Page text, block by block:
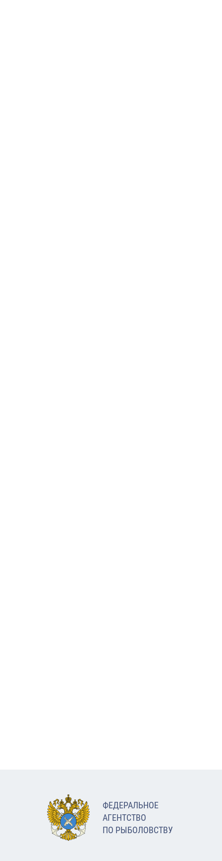
ФЕДЕРАЛЬНОЕ
АГЕНТСТВО
ПО РЫБОЛОВСТВУ